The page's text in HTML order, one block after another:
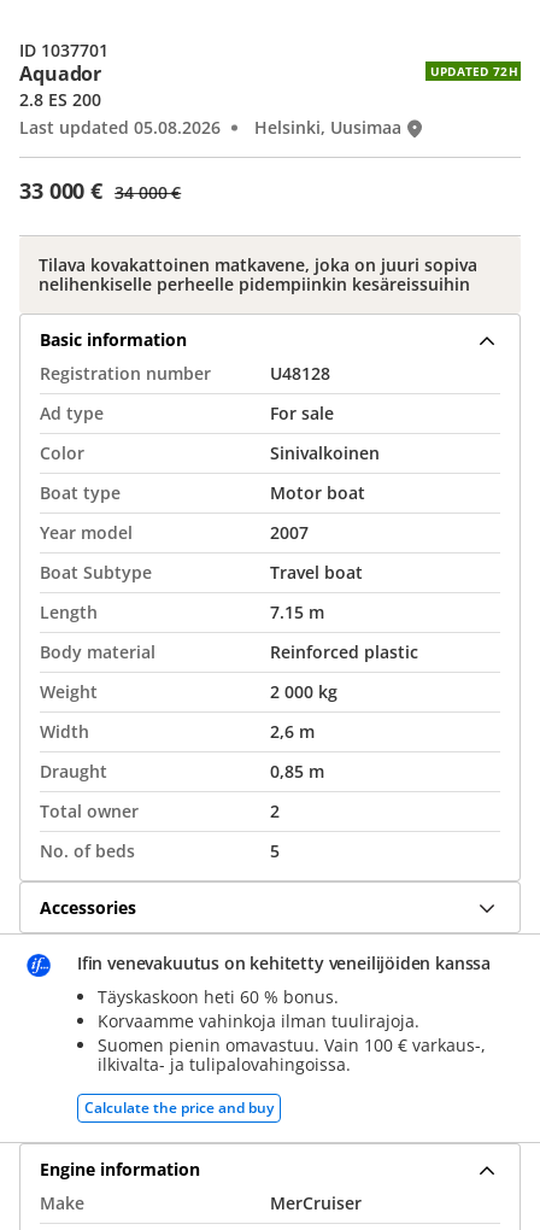
Aquador UPDATED 72H
33 000 € 34 000 €
2.8 ES 200
Last updated 05.08.2026
Helsinki, Uusimaa
ID 1037701
Tilava kovakattoinen matkavene, joka on juuri sopiva
nelihenkiselle perheelle pidempiinkin kesäreissuihin
Basic information
Registration number
U48128
Ad type
For sale
Color
Sinivalkoinen
Boat type
Motor boat
Year model
2007
Boat Subtype
Travel boat
Length
7.15 m
Body material
Reinforced plastic
Weight
2 000 kg
Width
2,6 m
Draught
0,85 m
Total owner
2
No. of beds
5
Accessories
Ifin venevakuutus on kehitetty veneilijöiden kanssa
Täyskaskoon heti 60 % bonus.
Korvaamme vahinkoja ilman tuulirajoja.
Suomen pienin omavastuu. Vain 100 € varkaus-,
ilkivalta- ja tulipalovahingoissa.
Calculate the price and buy
Engine information
Make
MerCruiser